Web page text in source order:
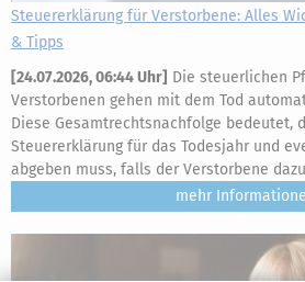
Steuererklärung für Verstorbene: Alles
& Tipps
[24.07.2026, 06:44 Uhr] Die steuerlichen
Verstorbenen gehen mit dem Tod
Diese Gesamtrechtsnachfolge bedeutet,
Steuererklärung für das Todesjahr und
abgeben muss, falls der Verstorbene dazu
mehr